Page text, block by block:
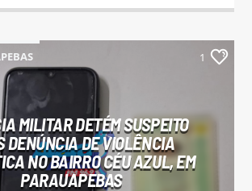
1
MILITAR DETÉM SUSPEITO
DENÚNCIA DE VIOLÊNCIA
NO BAIRRO CÉU AZUL, EM
PARAUAPEBAS